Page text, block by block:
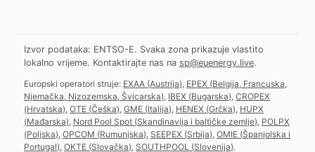
Izvor podataka: ENTSO-E. Svaka zona prikazuje vlastito
lokalno vrijeme. Kontaktirajte nas na sp@euenergy.live.
Europski operatori struje: EXAA (Austrija) EPEX (Belgija, Francuska,
Njemačka, Nizozemska, Švicarska) IBEX (Bugarska) CROPEX
(Hrvatska) OTE (Češka) GME (Italija) HENEX (Grčka) HUPX
(Mađarska) Nord Pool Spot (Skandinavija i baltičke zemlje) POLPX
(Poljska) OPCOM (Rumunjska) SEEPEX (Srbija) OMIE (Španjolska i
Portugal) OKTE (Slovačka) SOUTHPOOL (Slovenija).